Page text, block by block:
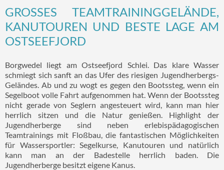
GROSSES TEAMTRAININGGELÄNDE, K
ANUTOUREN UND BESTE LAGE AM O
STSEEFJORD
Borgwedel liegt am Ostseefjord Schlei. Das klare Wasser
schmiegt sich sanft an das Ufer des riesigen Jugendherbergs-
Geländes. Ab und zu wogt es gegen den Bootssteg, wenn ein
Segelboot volle Fahrt aufgenommen hat. Wenn der Bootssteg
nicht gerade von Seglern angesteuert wird, kann man hier
herrlich sitzen und die Natur genießen. Highlight der
Jugendherberge sind neben erlebispädagogischen
Teamtrainings mit Floßbau, die fantastischen Möglichkeiten
für Wassersportler: Segelkurse, Kanutouren und natürlich
kann man an der Badestelle herrlich baden. Die
Jugendherberge besitzt eigene Kanus.